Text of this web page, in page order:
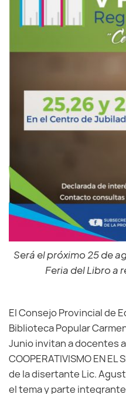
Será el próximo 25 de
Feria del Libro a
El Consejo Provincial de
Biblioteca Popular
Junio invitan a docentes
COOPERATIVISMO EN EL
de la disertante Lic.
el tema y parte